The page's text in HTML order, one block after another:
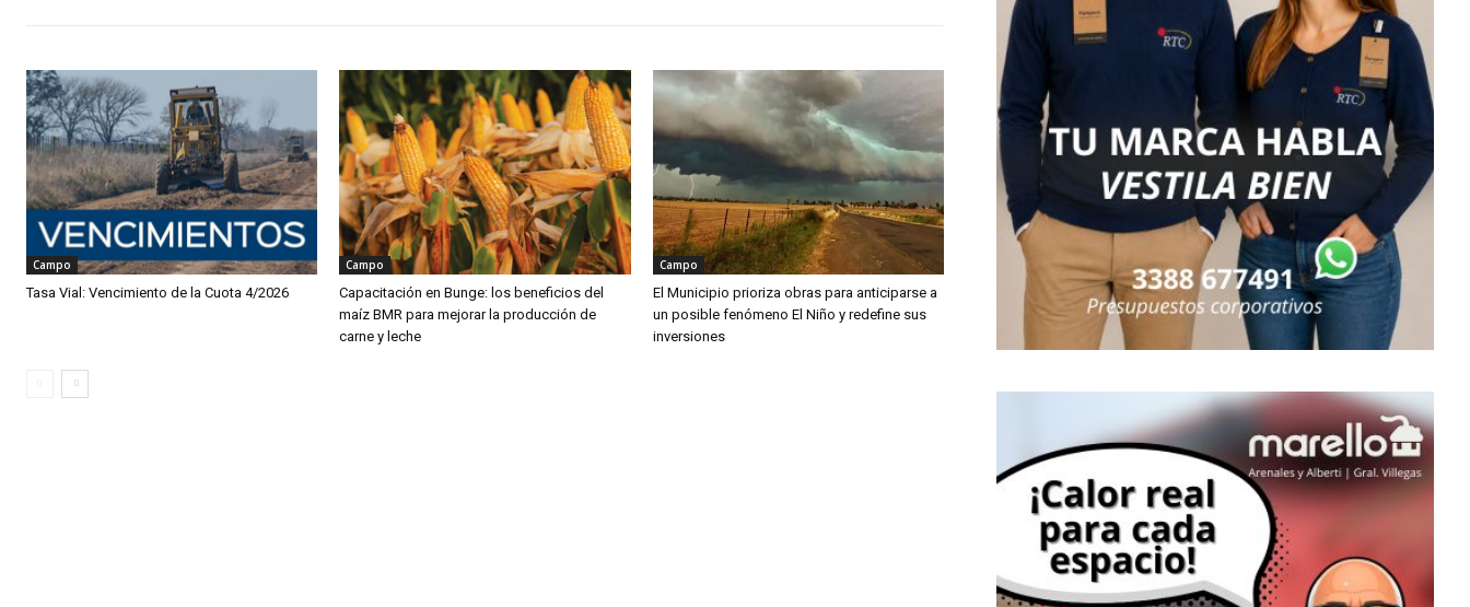
Campo
Tasa Vial: Vencimiento de la Cuota 4/2026
Campo
Capacitación en Bunge: los beneficios del
maíz BMR para mejorar la producción de
carne y leche
Campo
El Municipio prioriza obras para anticiparse a
un posible fenómeno El Niño y redefine sus
inversiones